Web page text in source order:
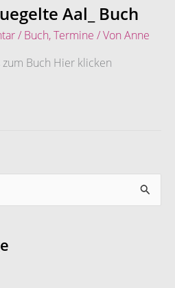
Aal_ Buch
/ Buch,Termine / Von Anne
Buch Hier klicken